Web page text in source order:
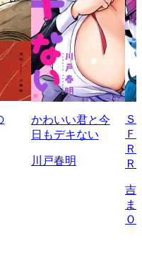
かわいい君と今
日もデキない
川戸春明
Ｆ
Ｒ
吉
ま
Ｏ